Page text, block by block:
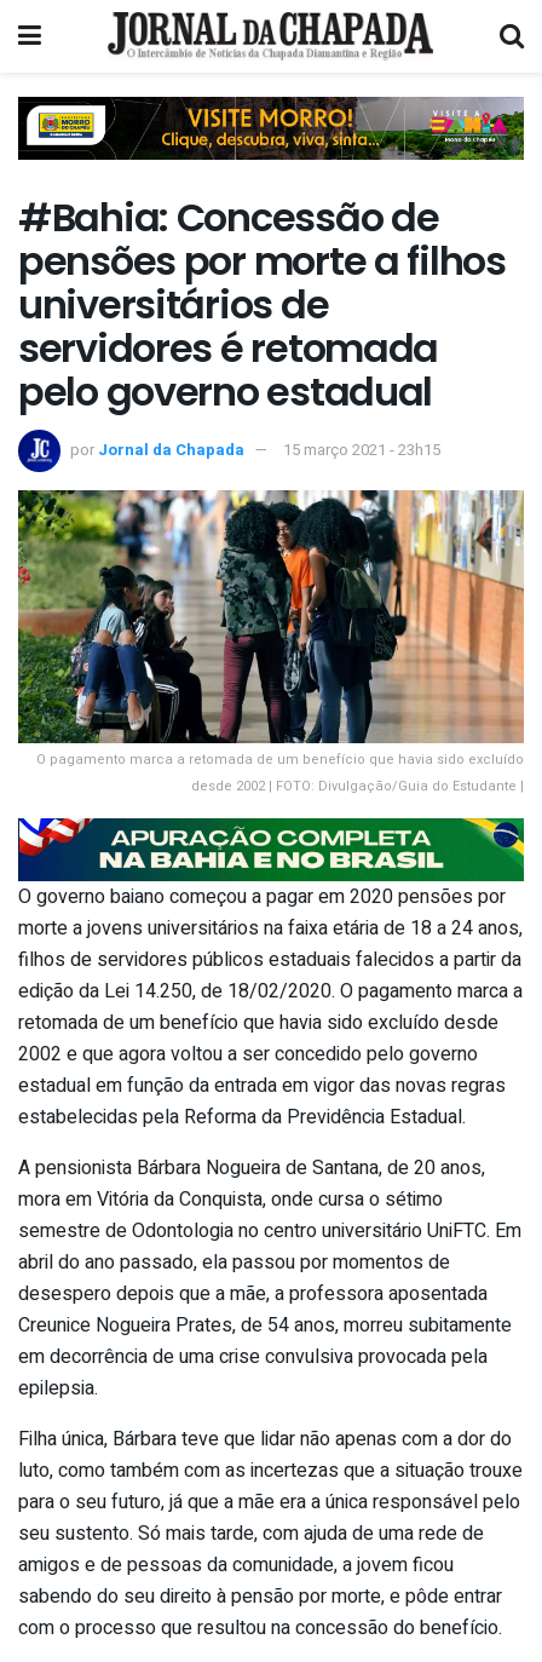
#Bahia: Concessão de
pensões por morte a filhos
universitários de
servidores é retomada
pelo governo estadual
por Jornal da Chapada 15 março 2021 - 23h15
O pagamento marca a retomada de um benefício que havia sido excluído
desde 2002 | FOTO: Divulgação/Guia do Estudante |
O governo baiano começou a pagar em 2020 pensões por
morte a jovens universitários na faixa etária de 18 a 24 anos,
filhos de servidores públicos estaduais falecidos a partir da
edição da Lei 14.250, de 18/02/2020. O pagamento marca a
retomada de um benefício que havia sido excluído desde
2002 e que agora voltou a ser concedido pelo governo
estadual em função da entrada em vigor das novas regras
estabelecidas pela Reforma da Previdência Estadual.
A pensionista Bárbara Nogueira de Santana, de 20 anos,
mora em Vitória da Conquista, onde cursa o sétimo
semestre de Odontologia no centro universitário UniFTC. Em
abril do ano passado, ela passou por momentos de
desespero depois que a mãe, a professora aposentada
Creunice Nogueira Prates, de 54 anos, morreu subitamente
em decorrência de uma crise convulsiva provocada pela
epilepsia.
Filha única, Bárbara teve que lidar não apenas com a dor do
luto, como também com as incertezas que a situação trouxe
para o seu futuro, já que a mãe era a única responsável pelo
seu sustento. Só mais tarde, com ajuda de uma rede de
amigos e de pessoas da comunidade, a jovem ficou
sabendo do seu direito à pensão por morte, e pôde entrar
com o processo que resultou na concessão do benefício.